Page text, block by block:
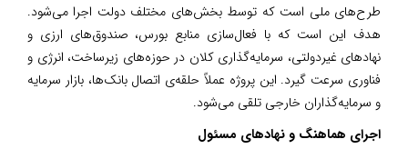
طرح‌های ملی است که توسط بخش‌های مختلف دولت اجرا می‌شود.
هدف این است که با فعال‌سازی منابع بورس، صندوق‌های ارزی و
نهادهای غیردولتی، سرمایه‌گذاری کلان در حوزه‌های زیرساخت، انرژی و
فناوری سرعت گیرد. این پروژه عملاً حلقه‌ی اتصال بانک‌ها، بازار سرمایه
و سرمایه‌گذاران خارجی تلقی می‌شود.
اجرای هماهنگ و نهادهای مسئول